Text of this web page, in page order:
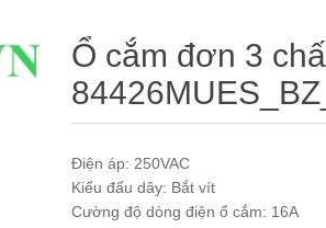
Ổ cắm đơn 3
Điện áp: 250VAC
Kiểu đấu dây: Bắt vít
Cường độ dòng điện ổ cắm: 16A